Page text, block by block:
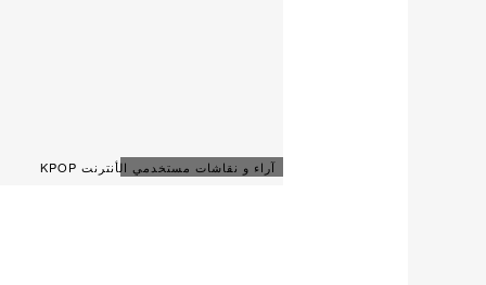
آراء و نقاشات مستخدمي الأنترنت KPOP